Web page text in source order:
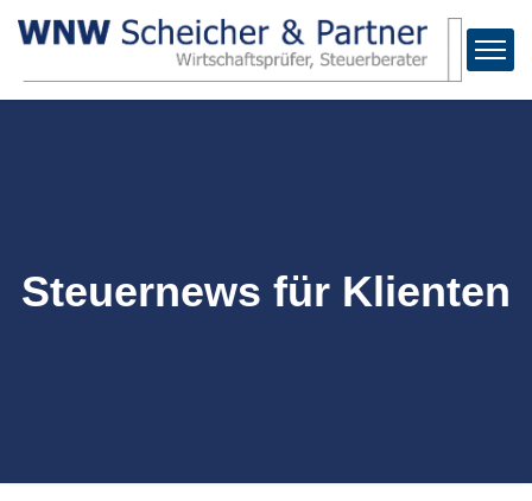
Steuernews für Klienten